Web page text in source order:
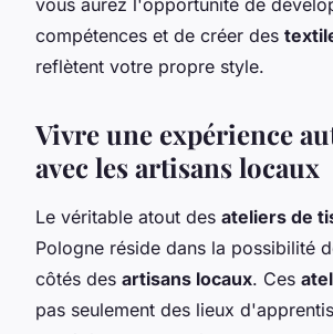
compétences et de créer des
reflètent votre propre style.
Vivre une expérience
avec les artisans locaux
Le véritable atout des ateliers de
Pologne réside dans la possibilité
côtés des artisans locaux. Ces
pas seulement des lieux